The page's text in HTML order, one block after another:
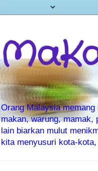
Orang Malaysia
makan, warung, mamak,
lain biarkan mulut
kita menyusuri kota-